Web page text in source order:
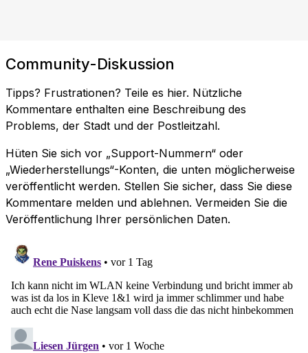
Community-Diskussion
Tipps? Frustrationen? Teile es hier. Nützliche
Kommentare enthalten eine Beschreibung des
Problems, der Stadt und der Postleitzahl.
Hüten Sie sich vor „Support-Nummern“ oder
„Wiederherstellungs“-Konten, die unten möglicherweise
veröffentlicht werden. Stellen Sie sicher, dass Sie diese
Kommentare melden und ablehnen. Vermeiden Sie die
Veröffentlichung Ihrer persönlichen Daten.